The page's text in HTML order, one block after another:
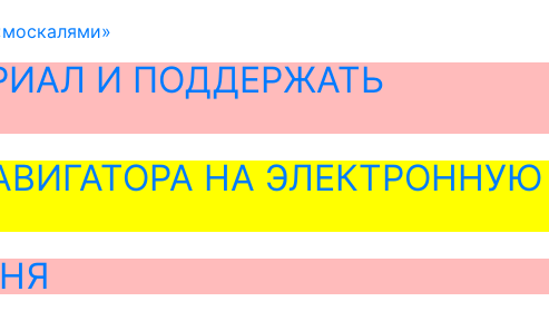
И ПОДДЕРЖАТЬ
НА ЭЛЕКТРОННУЮ